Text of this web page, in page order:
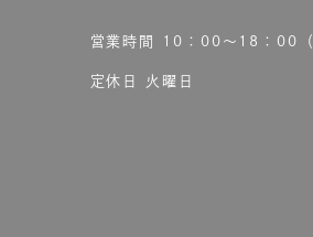
営業時間 10：00〜18：00（
定休日 火曜日